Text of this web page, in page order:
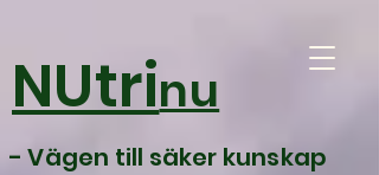
NUtrinu
- Vägen till säker kunskap